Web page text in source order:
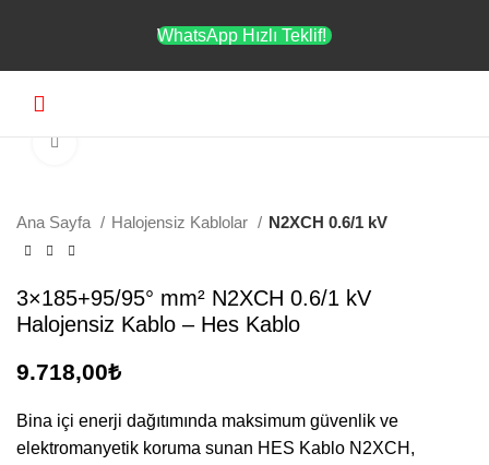
WhatsApp Hızlı Teklif!
Ana Sayfa Halojensiz Kablolar N2XCH 0.6/1 kV
3×185+95/95° mm² N2XCH 0.6/1 kV
Halojensiz Kablo – Hes Kablo
9.718,00₺
Bina içi enerji dağıtımında maksimum güvenlik ve
elektromanyetik koruma sunan HES Kablo N2XCH,